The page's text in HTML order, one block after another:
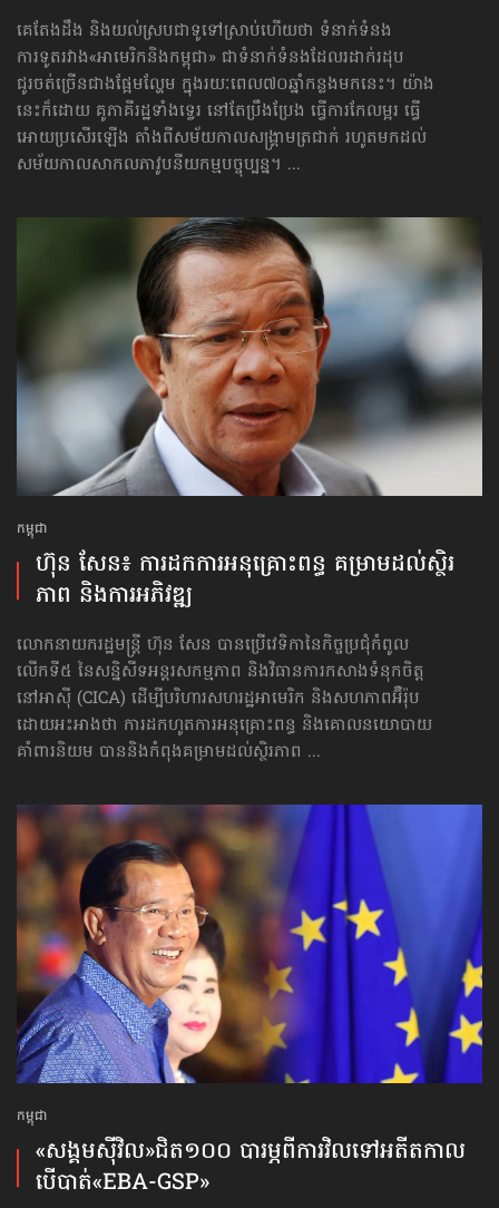
គេតែងដឹង និងយល់ស្របជាទូទៅស្រាប់ហើយថា ទំនាក់ទំនង
ការទូតរវាង«អាមេរិកនិង​កម្ពុជា» ជាទំនាក់ទំនង​ដែល​រដាក់រដុប
ជូរចត់ច្រើន​ជាងផ្អែមល្ហែម ក្នុងរយៈពេល៧០ឆ្នាំកន្លងមកនេះ។ យ៉ាង
នេះក៏ដោយ គូភាគីរដ្ឋទាំងទ្វេរ នៅតែ​ប្រឹងប្រែង ធ្វើការ​កែលម្អរ ធ្វើ
អោយប្រសើរឡើង តាំងពីសម័យកាលសង្គ្រាមត្រជាក់ រហូតមកដល់
សម័យកាល​សាកល​ភាវូបនីយកម្ម​បច្ចុប្បន្ន។ ...
កម្ពុជា
ហ៊ុន សែន៖ ការដក​ការអនុគ្រោះ​ពន្ធ គម្រាម​ដល់​ស្ថិរ
ភាព និង​ការអភិវឌ្ឍ
លោកនាយករដ្ឋមន្ត្រី ហ៊ុន សែន បានប្រើវេទិកានៃកិច្ចប្រជុំកំពូល
លើកទី៥ នៃសន្និសីទអន្តរសកម្មភាព និងវិធានការកសាងទំនុកចិត្ត
នៅអាស៊ី (CICA) ដើម្បីបរិហារសហរដ្ឋ​អាមេរិក និងសហភាពអ៊ឺរ៉ុប
ដោយអះអាងថា ការដកហូតការអនុគ្រោះពន្ធ និងគោលនយោបាយ​
គាំពារនិយម បាននិងកំពុងគម្រាម​ដល់ស្ថិរភាព ...
កម្ពុជា
«សង្គមស៊ីវិល»ជិត១០០ បារម្ភ​ពីការវិលទៅអតីតកាល
បើបាត់​«EBA-GSP»